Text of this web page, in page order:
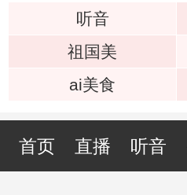
听音
祖国美
ai美食
首页 直播 听音